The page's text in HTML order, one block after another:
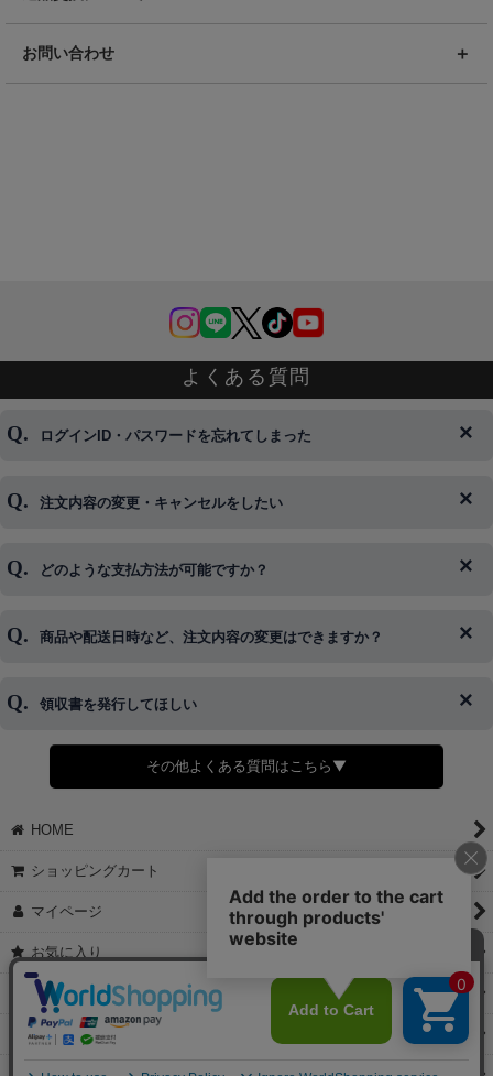
お問い合わせ
よくある質問
ログインID・パスワードを忘れてしまった
◆下記ページより、ログインIDの変更が可能です。
注文内容の変更・キャンセルをしたい
◆即日発送を行なっている関係上、午後以降のご連絡やキャンセル
※発送後、発送準備が完了しお手続きが間に合わない場合は変更、
どのような支払方法が可能ですか？
◆代金引換・クレジットカード・携帯キャリア決済・おねだり決
＞詳細は画像をタップ＜
商品や配送日時など、注文内容の変更はできますか？
◆商品発送前の変更は承っております。
さい。
領収書を発行してほしい
◆領収書はご希望頂いた場合のみ発行しております。
【これからご注文する場合】
STEP2「お届け先・お支払い」ページにて備考欄に下記の記載をお
願いします。
②宛名（空欄は上様は不可）
③但し書き（空欄やお品代は不可）
【すでにご注文が完了している場合】
①お電話・メール・LINEにて領収書希望の連絡をお願い致します
②後日、郵送にて領収書を送らせて頂きます。
その他よくある質問はこちら▼
HOME
ショッピングカート
マイページ
お気に入り
特定商取引法表示
ご利用案内